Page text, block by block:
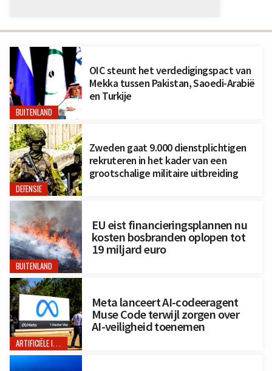
BUITENLAND
OIC steunt het verdedigingspact van
Mekka tussen Pakistan, Saoedi-Arabië
en Turkije
DEFENSIE
Zweden gaat 9.000 dienstplichtigen
rekruteren in het kader van een
grootschalige militaire uitbreiding
BUITENLAND
EU eist financieringsplannen nu
kosten bosbranden oplopen tot
19 miljard euro
ARTIFICIËLE INTELLIGENTIE
Meta lanceert AI-codeeragent
Muse Code terwijl zorgen over
AI-veiligheid toenemen